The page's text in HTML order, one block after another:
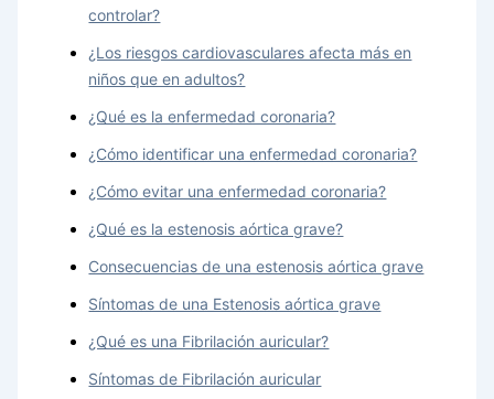
controlar?
¿Los riesgos cardiovasculares afecta más en
niños que en adultos?
¿Qué es la enfermedad coronaria?
¿Cómo identificar una enfermedad coronaria?
¿Cómo evitar una enfermedad coronaria?
¿Qué es la estenosis aórtica grave?
Consecuencias de una estenosis aórtica grave
Síntomas de una Estenosis aórtica grave
¿Qué es una Fibrilación auricular?
Síntomas de Fibrilación auricular